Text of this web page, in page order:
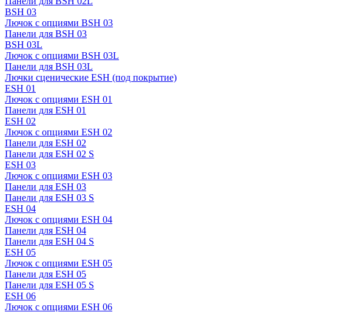
BSH 03
Лючок с опциями BSH 03
Панели для BSH 03
BSH 03L
Лючок с опциями BSH 03L
Панели для BSH 03L
Лючки сценические ESH (под покрытие)
ESH 01
Лючок с опциями ESH 01
Панели для ESH 01
ESH 02
Лючок с опциями ESH 02
Панели для ESH 02
Панели для ESH 02 S
ESH 03
Лючок с опциями ESH 03
Панели для ESH 03
Панели для ESH 03 S
ESH 04
Лючок с опциями ESH 04
Панели для ESH 04
Панели для ESH 04 S
ESH 05
Лючок с опциями ESH 05
Панели для ESH 05
Панели для ESH 05 S
ESH 06
Лючок с опциями ESH 06